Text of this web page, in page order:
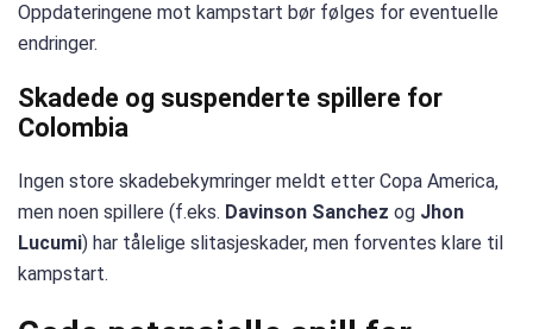
Oppdateringene mot kampstart bør følges for eventuelle
endringer.
Skadede og suspenderte spillere for
Colombia
Ingen store skadebekymringer meldt etter Copa America,
men noen spillere (f.eks. Davinson Sanchez og Jhon
Lucumi) har tålelige slitasjeskader, men forventes klare til
kampstart.